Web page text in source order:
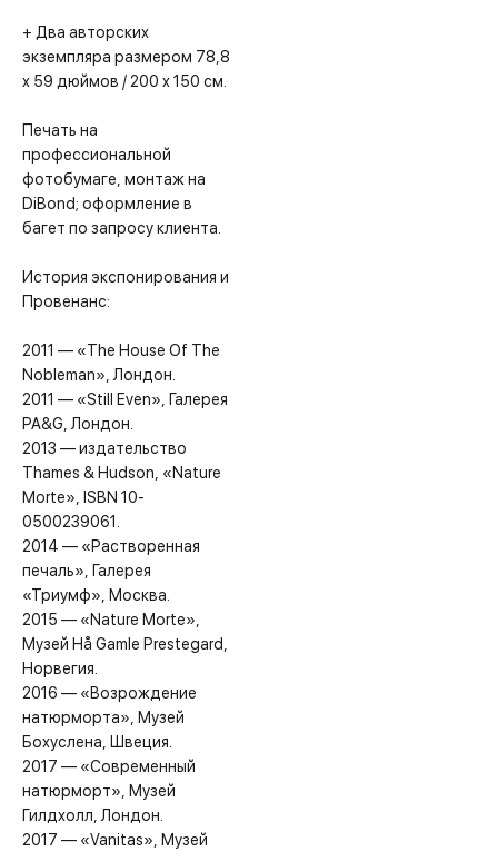
+ Два авторских
экземпляра размером 78,8
x 59 дюймов / 200 x 150 см.
Печать на
профессиональной
фотобумаге, монтаж на
DiBond; оформление в
багет по запросу клиента.
История экспонирования и
Провенанс:
2011 — «The House Of The
Nobleman», Лондон.
2011 — «Still Even», Галерея
PA&G, Лондон.
2013 — издательство
Thames & Hudson, «Nature
Morte», ISBN 10-
0500239061.
2014 — «Растворенная
печаль», Галерея
«Триумф», Москва.
2015 — «Nature Morte»,
Музей Hå Gamle Prestegard,
Норвегия.
2016 — «Возрождение
натюрморта», Музей
Бохуслена, Швеция.
2017 — «Современный
натюрморт», Музей
Гилдхолл, Лондон.
2017 — «Vanitas», Музей